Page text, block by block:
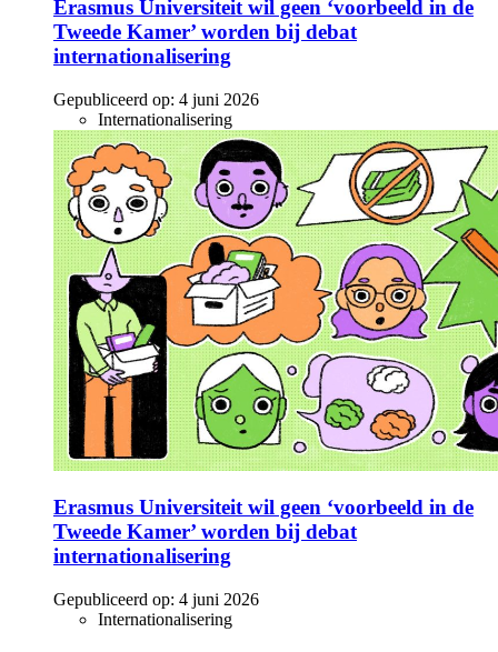
Erasmus Universiteit wil geen ‘voorbeeld in de
Tweede Kamer’ worden bij debat
internationalisering
Gepubliceerd op: 4 juni 2026
Internationalisering
Erasmus Universiteit wil geen ‘voorbeeld in de
Tweede Kamer’ worden bij debat
internationalisering
Gepubliceerd op: 4 juni 2026
Internationalisering